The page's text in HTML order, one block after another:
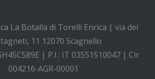
La Botalla di Torelli Enrica | via dei
11 12070 Scagnello
| P.I.: IT 03551510047 | Cir
004216-AGR-00001